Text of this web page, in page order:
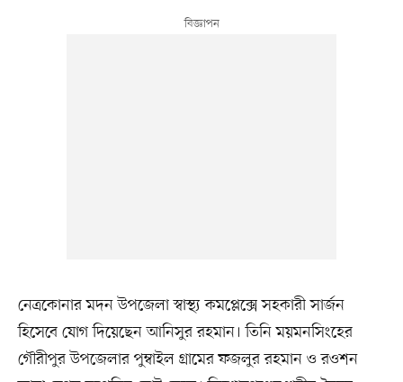
নেত্রকোনার মদন উপজেলা স্বাস্থ্য কমপ্লেক্সে সহকারী সার্জন
হিসেবে যোগ দিয়েছেন আনিসুর রহমান। তিনি ময়মনসিংহের
গৌরীপুর উপজেলার পুম্বাইল গ্রামের ফজলুর রহমান ও রওশন